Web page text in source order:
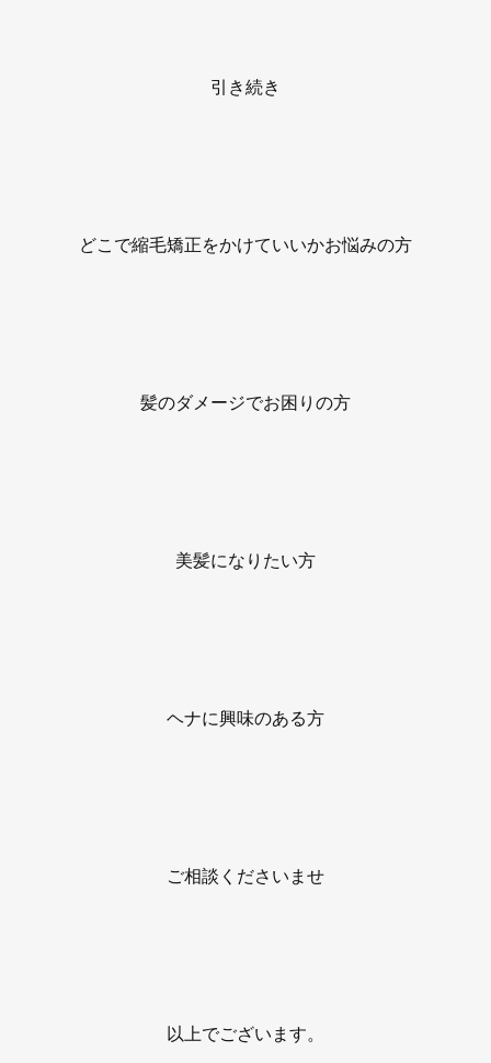
引き続き
どこで縮毛矯正をかけていいかお悩みの方
髪のダメージでお困りの方
美髪になりたい方
ヘナに興味のある方
ご相談くださいませ
以上でございます。